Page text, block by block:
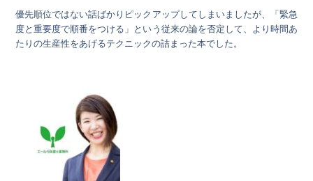
優先順位ではない話ばかりピックアップしてしまいましたが、「緊急
度と重要度で順番をつける」という従来の論を否定して、より時間あ
たりの生産性をあげるテクニックの詰まった本でした。